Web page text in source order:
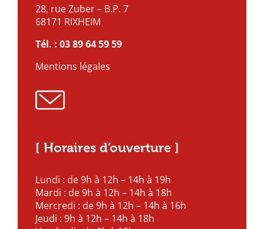
28, rue Zuber – B.P. 7
68171 RIXHEIM
Tél. : 03 89 64 59 59
Mentions légales
[ Horaires d’ouverture ]
Lundi : de 9h à 12h – 14h à 19h
Mardi : de 9h à 12h – 14h à 18h
Mercredi : de 9h à 12h – 14h à 16h
Jeudi : 9h à 12h – 14h à 18h